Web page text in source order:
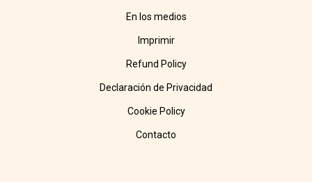
En los medios
Imprimir
Refund Policy
Declaración de Privacidad
Cookie Policy
Contacto